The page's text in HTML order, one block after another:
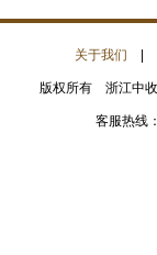
关于我们
版权所有 浙江中
客服热线